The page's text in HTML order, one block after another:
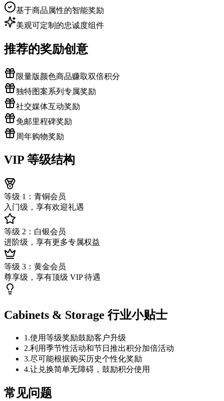
基于商品属性的智能奖励
美观可定制的忠诚度组件
推荐的奖励创意
限量版颜色商品赚取双倍积分
独特图案系列专属奖励
社交媒体互动奖励
免邮里程碑奖励
周年购物奖励
VIP 等级结构
等级 1：青铜会员
入门级，享有欢迎礼遇
等级 2：白银会员
进阶级，享有更多专属权益
等级 3：黄金会员
尊享级，享有顶级 VIP 待遇
Cabinets & Storage 行业小贴士
1 .使用等级奖励鼓励客户升级
2.利用季节性活动和节日推出积分加倍活动
3.尽可能根据购买历史个性化奖励
4.让兑换简单无障碍，鼓励积分使用
常见问题